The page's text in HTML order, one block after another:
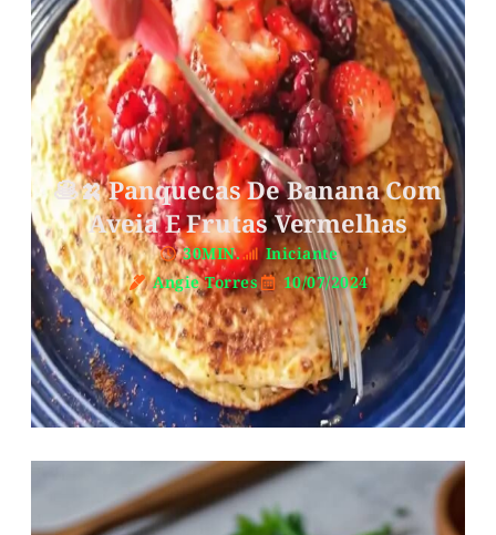
🥞🍌 Panquecas De Banana Com
Aveia E Frutas Vermelhas
30MIN.
Iniciante
Angie Torres
10/07/2024